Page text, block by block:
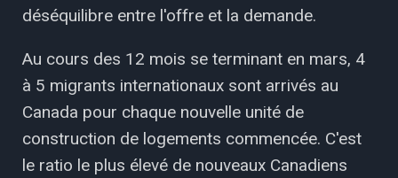
déséquilibre entre l'offre et la demande.
Au cours des 12 mois se terminant en mars, 4
à 5 migrants internationaux sont arrivés au
Canada pour chaque nouvelle unité de
construction de logements commencée. C'est
le ratio le plus élevé de nouveaux Canadiens